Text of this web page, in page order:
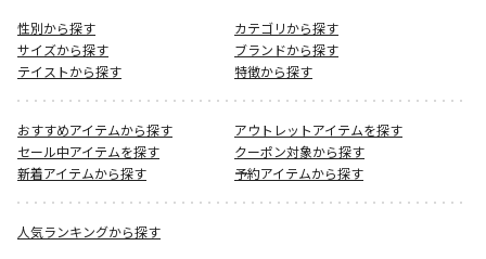
性別から探す
カテゴリから探す
サイズから探す
ブランドから探す
テイストから探す
特徴から探す
おすすめアイテムから探す
アウトレットアイテムを探す
セール中アイテムを探す
クーポン対象から探す
新着アイテムから探す
予約アイテムから探す
人気ランキングから探す